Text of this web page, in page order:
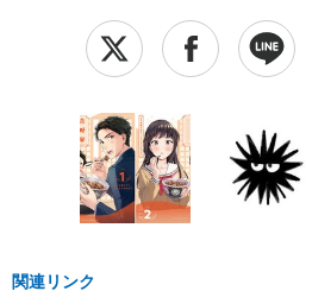
関連リンク